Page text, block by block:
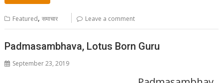
Featured,समाचार Leave a comment
Padmasambhava, Lotus Born Guru
September 23, 2019